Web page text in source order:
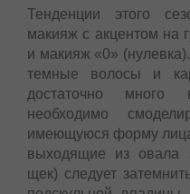
Тенденции этого
макияж с акцентом на
и макияж «0»
темные волосы и
достаточно много
необходимо
имеющуюся форму лица
выходящие из овала
щек) следует